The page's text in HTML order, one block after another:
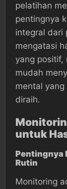
pelatihan
pentingnya
integral dari
mengatasi
yang positif,
mudah
mental
diraih.
untuk
Pentingnya
Rutin
Monitoring